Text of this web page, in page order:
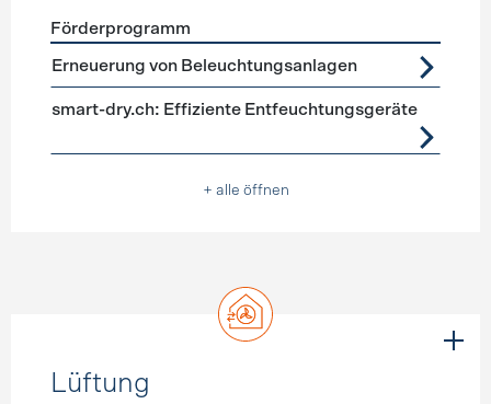
Förderprogramme Geräte, Beleuchtung
Förderprogramm
Erneuerung von Beleuchtungsanlagen
smart-dry.ch: Effiziente Entfeuchtungsgeräte
+ alle öffnen
Lüftung